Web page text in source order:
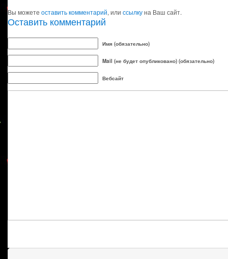
Вы можете оставить комментарий, или ссылкуна Ваш сайт.
Оставить комментарий
Имя (обязательно)
Mail (не будет опубликовано) (обязательно)
Вебсайт